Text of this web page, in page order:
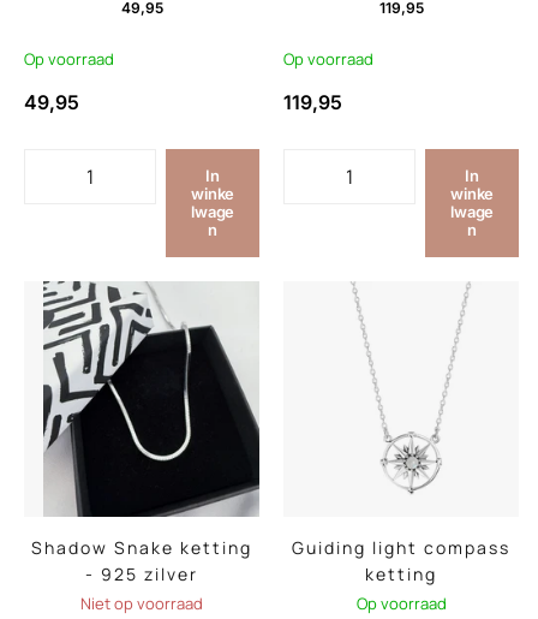
49,95
Op voorraad
49,95
In
winke
lwage
n
119,95
Op voorraad
119,95
In
winke
lwage
n
Shadow Snake ketting
- 925 zilver
Niet op voorraad
Guiding light compass
ketting
Op voorraad